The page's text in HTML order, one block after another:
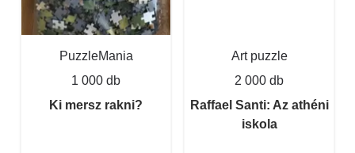
PuzzleMania
1 000 db
Ki mersz rakni?
Art puzzle
2 000 db
Raffael Santi: Az athéni
iskola